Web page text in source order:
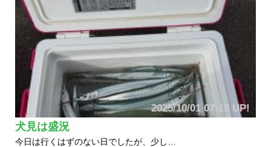
2025/10/01 07:15 UP!
犬見は盛況
今日は行くはずのない日でしたが、少し…